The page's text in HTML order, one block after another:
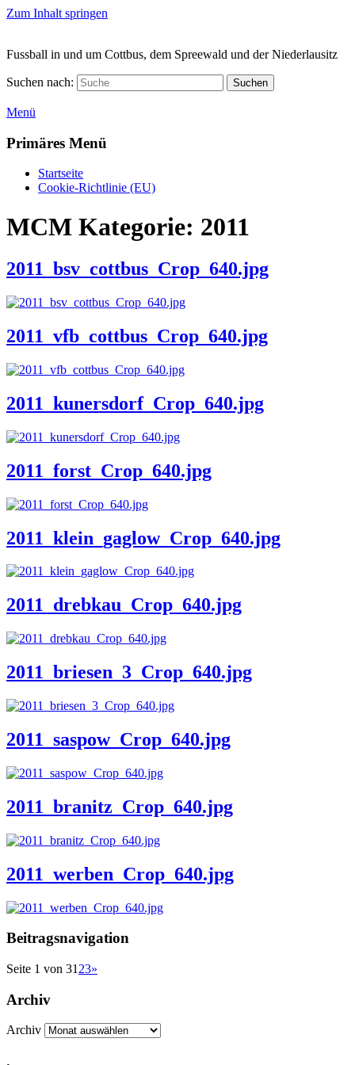
Zum Inhalt springen
Fussball in und um Cottbus, dem Spreewald und der Niederlausitz
Suchen nach: Suchen
Menü
Primäres Menü
Startseite
Cookie-Richtlinie (EU)
MCM Kategorie: 2011
2011_bsv_cottbus_Crop_640.jpg
2011_vfb_cottbus_Crop_640.jpg
2011_kunersdorf_Crop_640.jpg
2011_forst_Crop_640.jpg
2011_klein_gaglow_Crop_640.jpg
2011_drebkau_Crop_640.jpg
2011_briesen_3_Crop_640.jpg
2011_saspow_Crop_640.jpg
2011_branitz_Crop_640.jpg
2011_werben_Crop_640.jpg
Beitragsnavigation
Seite 1 von 31 23»
Archiv
Archiv
.